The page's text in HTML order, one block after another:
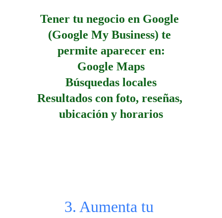
Tener tu negocio en Google
(Google My Business) te
permite aparecer en:
Google Maps
Búsquedas locales
Resultados con foto, reseñas,
ubicación y horarios
3. Aumenta tu